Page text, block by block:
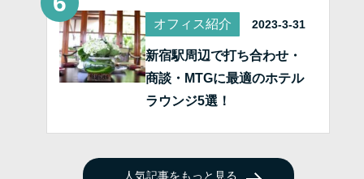
オフィス紹介 2023-3-31
新宿駅周辺で打ち合わせ・
商談・MTGに最適のホテル
ラウンジ5選！
人気記事をもっと見る